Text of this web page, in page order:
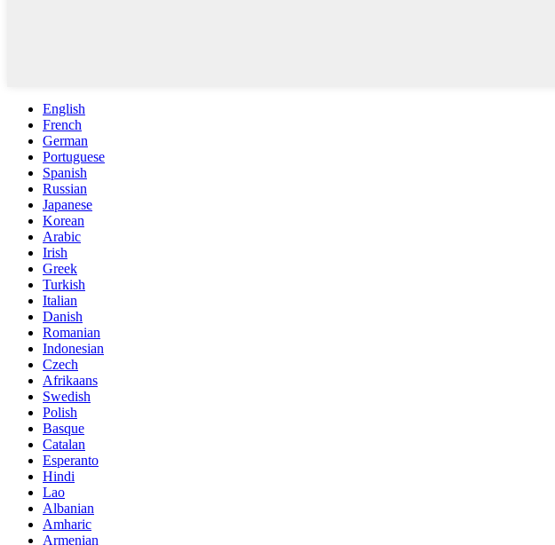
English
French
German
Portuguese
Spanish
Russian
Japanese
Korean
Arabic
Irish
Greek
Turkish
Italian
Danish
Romanian
Indonesian
Czech
Afrikaans
Swedish
Polish
Basque
Catalan
Esperanto
Hindi
Lao
Albanian
Amharic
Armenian